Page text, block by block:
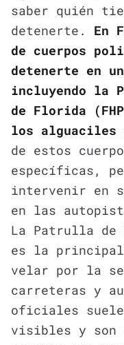
saber quién
detenerte. En
de cuerpos
detenerte en
incluyendo la
de Florida
los alguaciles
de estos
específicas,
intervenir en
en las
La Patrulla de
es la principal
velar por la
carreteras y
oficiales
visibles y son